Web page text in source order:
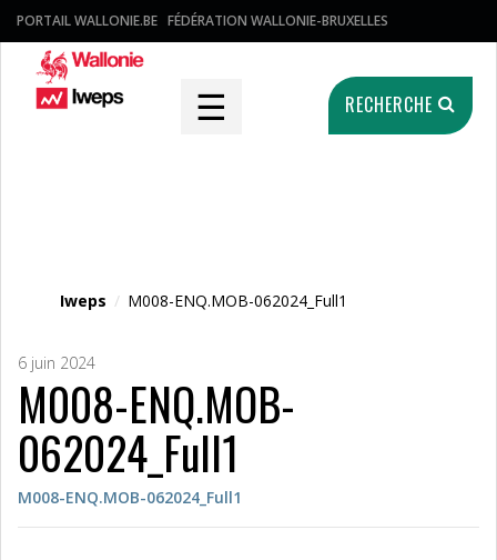
PORTAIL WALLONIE.BE FÉDÉRATION WALLONIE-BRUXELLES
☰ RECHERCHE
Iweps / M008-ENQ.MOB-062024_Full1
6 juin 2024
M008-ENQ.MOB-
062024_Full1
M008-ENQ.MOB-062024_Full1